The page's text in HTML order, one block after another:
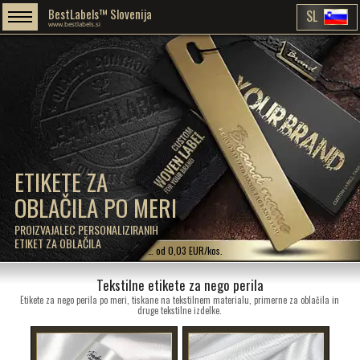
ETIKETE ZA
OBLAČILA PO MERI
PROIZVAJALEC PERSONALIZIRANIH
ETIKET ZA OBLAČILA
BestLabels™ Slovenija
www.bestlabels.si SL
… od 0,03 EUR/kos.
Tekstilne etikete za nego perila
Etikete za nego perila po meri, tiskane na tekstilnem materialu, primerne za oblačila in
druge tekstilne izdelke.